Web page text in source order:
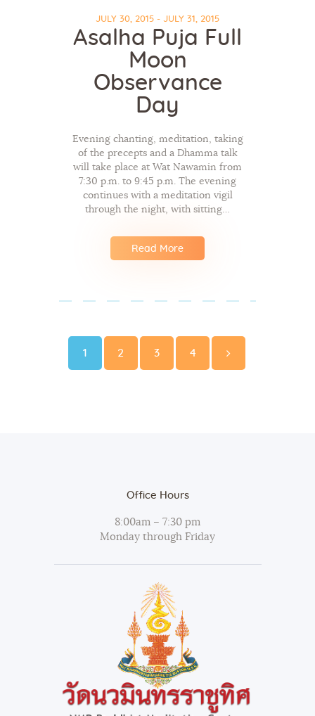
JULY 30, 2015 - JULY 31, 2015
Asalha Puja Full
Moon
Observance
Day
Evening chanting, meditation, taking
of the precepts and a Dhamma talk
will take place at Wat Nawamin from
7:30 p.m. to 9:45 p.m. The evening
continues with a meditation vigil
through the night, with sitting…
Read More
navigation
1
2
3
4
>
Office Hours
8:00am – 7:30 pm
Monday through Friday